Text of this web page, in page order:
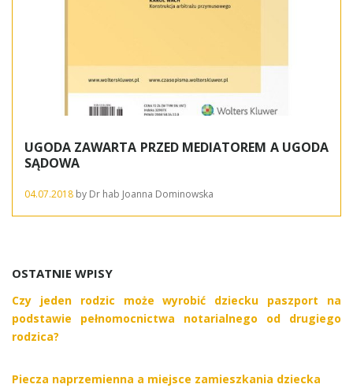
UGODA ZAWARTA PRZED MEDIATOREM A UGODA
SĄDOWA
04.07.2018 by Dr hab Joanna Dominowska
OSTATNIE WPISY
Czy jeden rodzic może wyrobić dziecku paszport na
podstawie pełnomocnictwa notarialnego od drugiego
rodzica?
Piecza naprzemienna a miejsce zamieszkania dziecka